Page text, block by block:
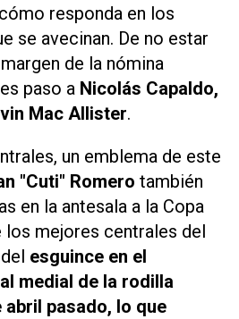
responda en los
se avecinan. De no estar
de la nómina
paso a Nicolás Capaldo,
Mac Allister.
un emblema de este
"Cuti" Romero también
en la antesala a la Copa
los mejores centrales del
esguince en el
medial de la rodilla
abril pasado, lo que